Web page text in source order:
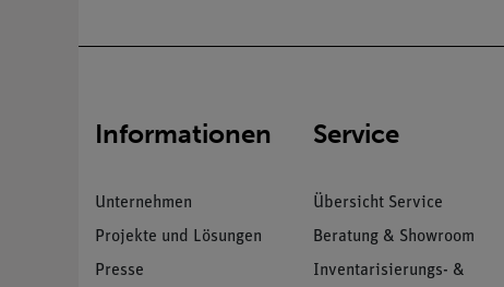
Informationen
Unternehmen
Projekte und Lösungen
Presse
Service
Übersicht Service
Beratung & Showroom
Inventarisierungs- &